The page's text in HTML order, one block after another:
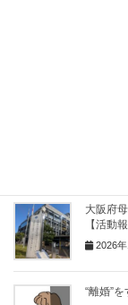
大阪府
【活動
2026年
“離婚”